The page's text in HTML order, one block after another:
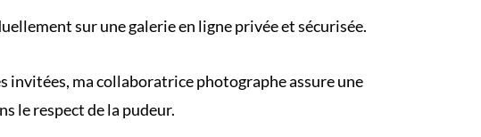
sur une galerie en ligne privée et sécurisée.
invitées, ma collaboratrice photographe assure une
le respect de la pudeur.